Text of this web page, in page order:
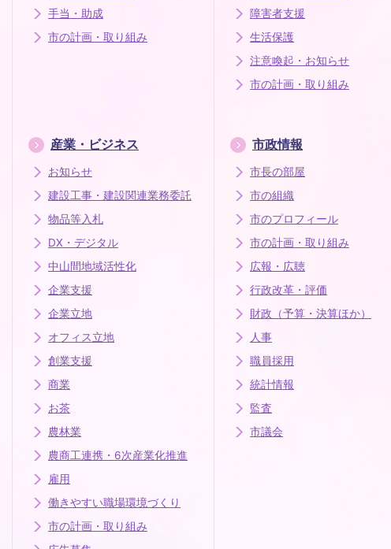
手当・助成
市の計画・取り組み
障害者支援
生活保護
注意喚起・お知らせ
市の計画・取り組み
産業・ビジネス
お知らせ
建設工事・建設関連業務委託
物品等入札
DX・デジタル
中山間地域活性化
企業支援
企業立地
オフィス立地
創業支援
商業
お茶
農林業
農商工連携・6次産業化推進
雇用
働きやすい職場環境づくり
市の計画・取り組み
市政情報
市長の部屋
市の組織
市のプロフィール
市の計画・取り組み
広報・広聴
行政改革・評価
財政（予算・決算ほか）
人事
職員採用
統計情報
監査
市議会